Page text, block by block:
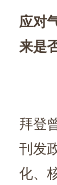
应对
来是
拜登
刊发
化、